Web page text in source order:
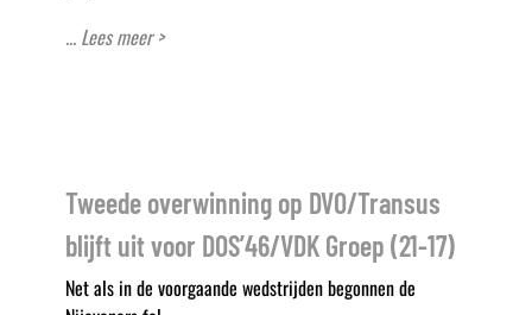
... Lees meer >
Tweede overwinning op DVO/Transus
blijft uit voor DOS’46/VDK Groep (21-17)
Net als in de voorgaande wedstrijden begonnen de